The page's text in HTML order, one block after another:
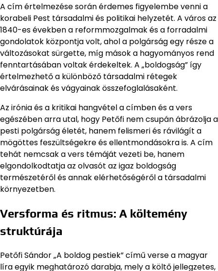
A cím értelmezése során érdemes figyelembe venni a
korabeli Pest társadalmi és politikai helyzetét. A város az
1840-es években a reformmozgalmak és a forradalmi
gondolatok központja volt, ahol a polgárság egy része a
változásokat sürgette, míg mások a hagyományos rend
fenntartásában voltak érdekeltek. A „boldogság” így
értelmezhető a különböző társadalmi rétegek
elvárásainak és vágyainak összefoglalásaként.
Az irónia és a kritikai hangvétel a címben és a vers
egészében arra utal, hogy Petőfi nem csupán ábrázolja a
pesti polgárság életét, hanem felismeri és rávilágít a
mögöttes feszültségekre és ellentmondásokra is. A cím
tehát nemcsak a vers témáját vezeti be, hanem
elgondolkodtatja az olvasót az igaz boldogság
természetéről és annak elérhetőségéről a társadalmi
környezetben.
Versforma és ritmus: A költemény
struktúrája
Petőfi Sándor „A boldog pestiek” című verse a magyar
líra egyik meghatározó darabja, mely a költő jellegzetes,